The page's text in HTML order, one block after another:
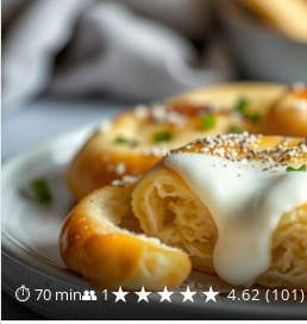
⏱ 70 min👥 1★★★★★ 4.62 (101)